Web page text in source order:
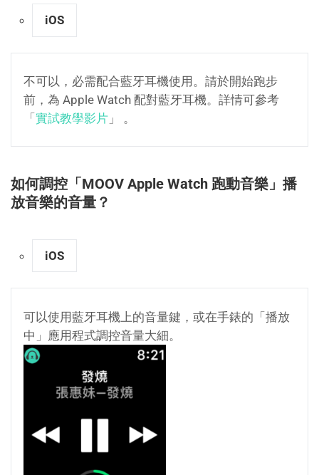
iOS
不可以，必需配合藍牙耳機使用。請於開始跑步
前，為 Apple Watch 配對藍牙耳機。詳情可參考
「實試教學影片 」 。
如何調控「MOOV Apple Watch 跑動音樂」播
放音樂的音量？
iOS
可以使用藍牙耳機上的音量鍵，或在手錶的「播放
中」應用程式調控音量大細。